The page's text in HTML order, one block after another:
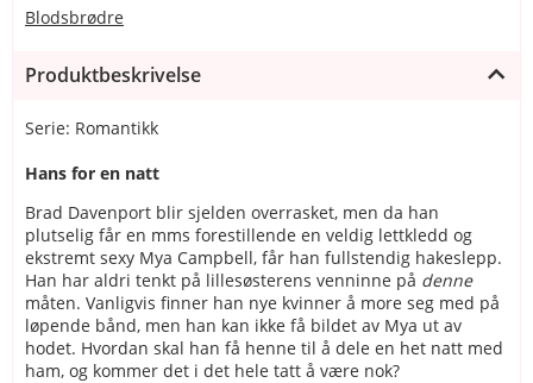
Blodsbrødre
Produktbeskrivelse
Serie: Romantikk
Hans for en natt
Brad Davenport blir sjelden overrasket, men da han
plutselig får en mms forestillende en veldig lettkledd og
ekstremt sexy Mya Campbell, får han fullstendig hakeslepp.
Han har aldri tenkt på lillesøsterens venninne på denne
måten. Vanligvis finner han nye kvinner å more seg med på
løpende bånd, men han kan ikke få bildet av Mya ut av
hodet. Hvordan skal han få henne til å dele en het natt med
ham, og kommer det i det hele tatt å være nok?